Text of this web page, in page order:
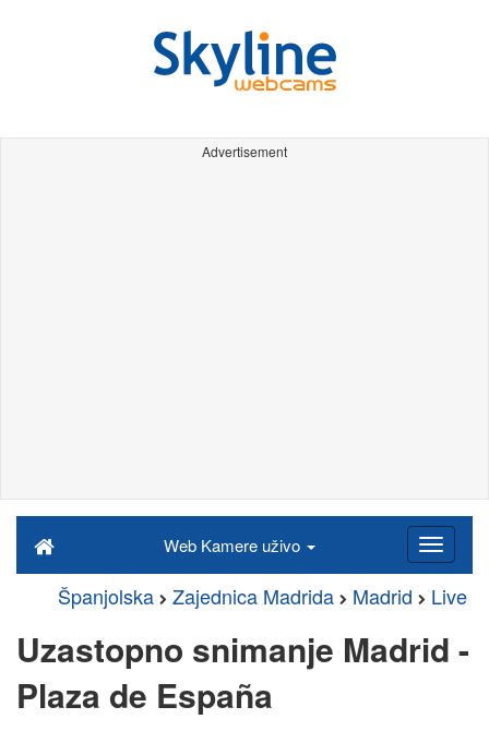
Advertisement
Web Kamere uživo
Španjolska Zajednica Madrida Madrid Live
Uzastopno snimanje Madrid -
Plaza de España